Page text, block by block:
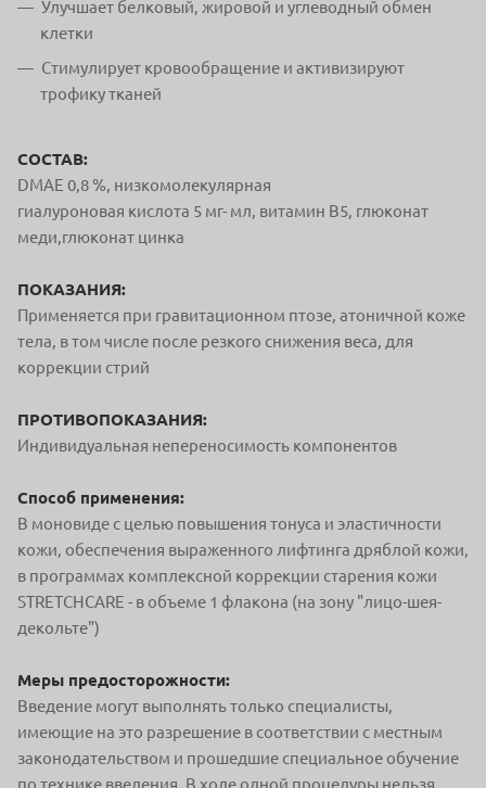
Улучшает белковый, жировой и углеводный обмен
клетки
Стимулирует кровообращение и активизируют
трофику тканей
СОСТАВ:
DMAE 0,8 %, низкомолекулярная
гиалуроновая кислота 5 мг- мл, витамин В5, глюконат
меди,глюконат цинка
ПОКАЗАНИЯ:
Применяется при гравитационном птозе, атоничной коже
тела, в том числе после резкого снижения веса, для
коррекции стрий
ПРОТИВОПОКАЗАНИЯ:
Индивидуальная непереносимость компонентов
Способ применения:
В моновиде с целью повышения тонуса и эластичности
кожи, обеспечения выраженного лифтинга дряблой кожи,
в программах комплексной коррекции старения кожи
STRETСHСARE - в объеме 1 флакона (на зону "лицо-шея-
декольте")
Меры предосторожности:
Введение могут выполнять только специалисты,
имеющие на это разрешение в соответствии с местным
законодательством и прошедшие специальное обучение
по технике введения. В ходе одной процедуры нельзя